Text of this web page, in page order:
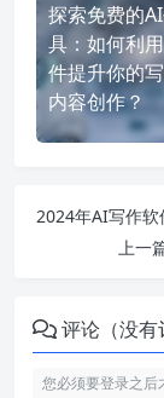
探索免费的
具：如何利
件提升你的
内容创作？
上一
评论（没有